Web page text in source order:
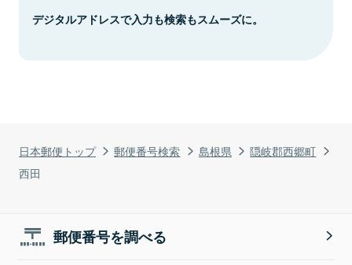
日本郵便トップ 郵便番号検索 島根県
隠岐郡西郷町
西田
デジタルアドレスで入力も検索もスムーズに。
郵便番号を調べる